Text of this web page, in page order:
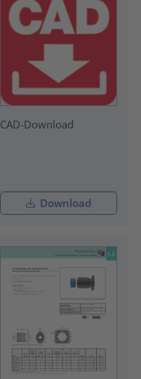
CAD-Download
Download